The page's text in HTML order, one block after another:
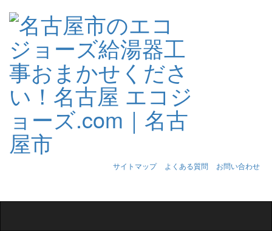
サイトマップ よくある質問
お問い合わせ